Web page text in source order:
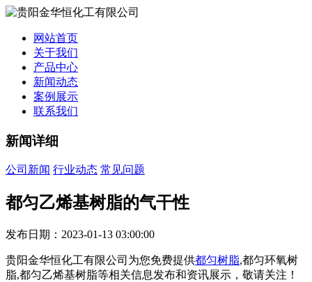
网站首页
关于我们
产品中心
新闻动态
案例展示
联系我们
新闻详细
公司新闻 行业动态 常见问题
都匀乙烯基树脂的气干性
发布日期：2023-01-13 03:00:00
贵阳金华恒化工有限公司为您免费提供都匀树脂,都匀环氧树
脂,都匀乙烯基树脂等相关信息发布和资讯展示，敬请关注！